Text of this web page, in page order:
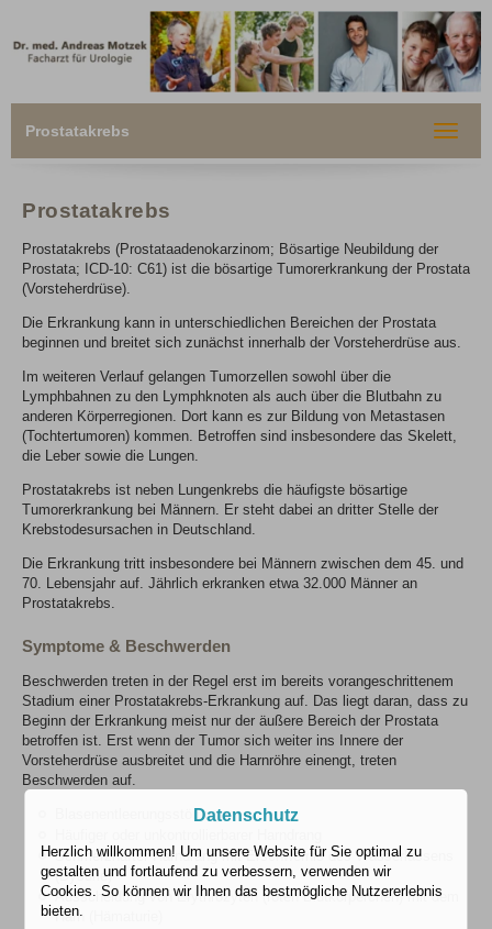
Prostatakrebs
Toggle
Prostatakrebs
Prostatakrebs (Prostataadenokarzinom; Bösartige Neubildung der
Prostata; ICD-10: C61) ist die bösartige Tumorerkrankung der Prostata
(Vorsteherdrüse).
Die Erkrankung kann in unterschiedlichen Bereichen der Prostata
beginnen und breitet sich zunächst innerhalb der Vorsteherdrüse aus.
Im weiteren Verlauf gelangen Tumorzellen sowohl über die
Lymphbahnen zu den Lymphknoten als auch über die Blutbahn zu
anderen Körperregionen. Dort kann es zur Bildung von Metastasen
(Tochtertumoren) kommen. Betroffen sind insbesondere das Skelett,
die Leber sowie die Lungen.
Prostatakrebs ist neben Lungenkrebs die häufigste bösartige
Tumorerkrankung bei Männern. Er steht dabei an dritter Stelle der
Krebstodesursachen in Deutschland.
Die Erkrankung tritt insbesondere bei Männern zwischen dem 45. und
70. Lebensjahr auf. Jährlich erkranken etwa 32.000 Männer an
Prostatakrebs.
Symptome & Beschwerden
Beschwerden treten in der Regel erst im bereits vorangeschrittenem
Stadium einer Prostatakrebs-Erkrankung auf. Das liegt daran, dass zu
Beginn der Erkrankung meist nur der äußere Bereich der Prostata
betroffen ist. Erst wenn der Tumor sich weiter ins Innere der
Vorsteherdrüse ausbreitet und die Harnröhre einengt, treten
Beschwerden auf.
Blasenentleerungsstörungen
Schmerzhafter Harndrang mit Erschwernis des Wasserlassens
(Dysurie)
Ausscheidung von Erythrozyten (roten Blutkörperchen) mit dem
Harn (Hämaturie)
Datenschutz
Herzlich willkommen! Um unsere Website für Sie optimal zu
gestalten und fortlaufend zu verbessern, verwenden wir
Cookies. So können wir Ihnen das bestmögliche Nutzererlebnis
bieten.